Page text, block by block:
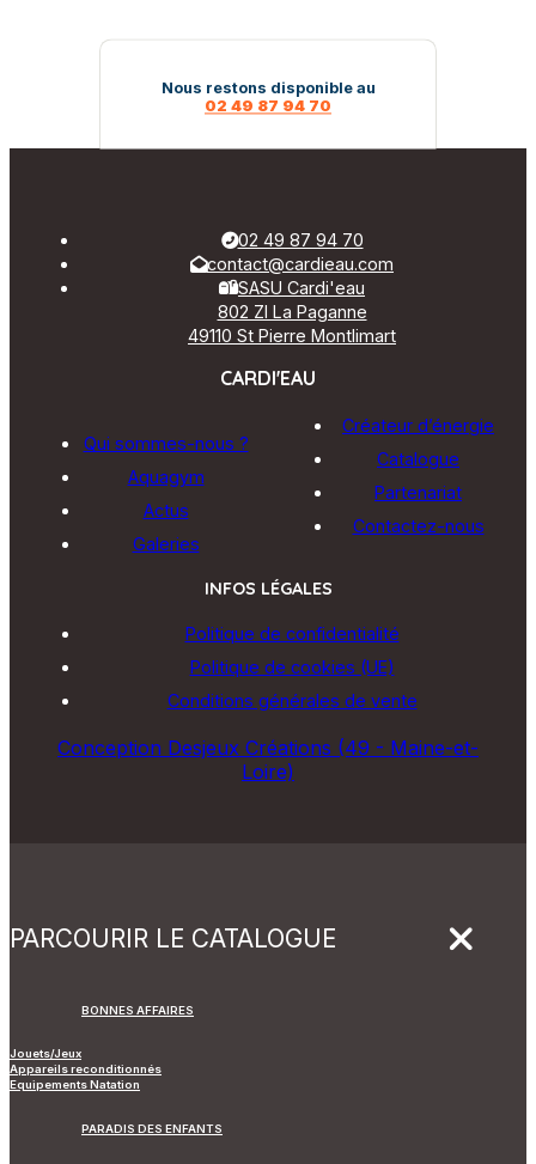
produit
peuvent
être
du
produit
Nous restons disponible au
02 49 87 94 70
02 49 87 94 70
contact@cardieau.com
SASU Cardi'eau
802 ZI La Paganne
49110 St Pierre Montlimart
CARDI'EAU
Qui sommes-nous ?
Aquagym
Actus
Galeries
Créateur d’énergie
Catalogue
Partenariat
Contactez-nous
INFOS LÉGALES
Politique de confidentialité
Politique de cookies (UE)
Conditions générales de vente
Conception Desjeux Créations (49 - Maine-et-
Loire)
PARCOURIR LE CATALOGUE
BONNES AFFAIRES
Jouets/Jeux
Appareils reconditionnés
Equipements Natation
PARADIS DES ENFANTS